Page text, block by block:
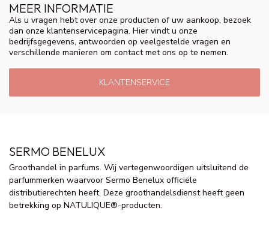
MEER INFORMATIE
Als u vragen hebt over onze producten of uw aankoop, bezoek
dan onze klantenservicepagina. Hier vindt u onze
bedrijfsgegevens, antwoorden op veelgestelde vragen en
verschillende manieren om contact met ons op te nemen.
KLANTENSERVICE
SERMO BENELUX
Groothandel in parfums. Wij vertegenwoordigen uitsluitend de
parfummerken waarvoor Sermo Benelux officiële
distributierechten heeft. Deze groothandelsdienst heeft geen
betrekking op NATULIQUE®-producten.